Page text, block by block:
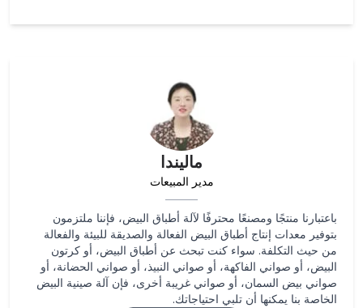
ماليندا
مدير المبيعات
باعتبارنا منتجًا ومصنعًا محترفًا لآلة أطباق البيض، فإننا ملتزمون
بتوفير معدات إنتاج أطباق البيض الفعالة والصديقة للبيئة والفعالة
من حيث التكلفة. سواء كنت تبحث عن أطباق البيض، أو كرتون
البيض، أو صواني الفاكهة، أو صواني النبيذ، أو صواني الحضانة، أو
صواني بيض السمان، أو صواني غريبة أخرى، فإن آلة صينية البيض
الخاصة بنا يمكنها أن تلبي احتياجاتك.